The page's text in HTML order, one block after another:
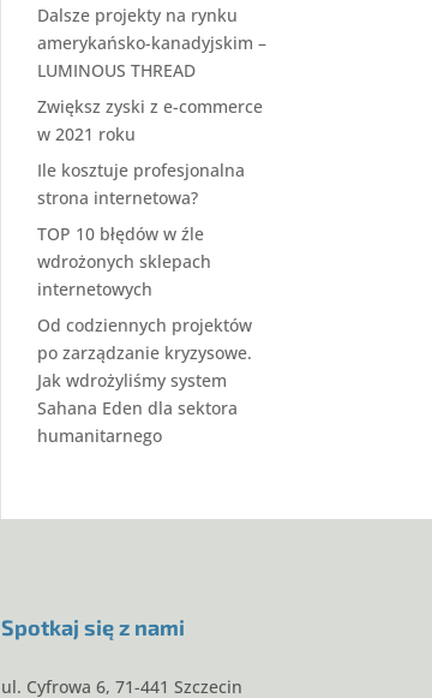
Dalsze projekty na rynku
amerykańsko-kanadyjskim –
LUMINOUS THREAD
Zwiększ zyski z e-commerce
w 2021 roku
Ile kosztuje profesjonalna
strona internetowa?
TOP 10 błędów w źle
wdrożonych sklepach
internetowych
Od codziennych projektów
po zarządzanie kryzysowe.
Jak wdrożyliśmy system
Sahana Eden dla sektora
humanitarnego
Spotkaj się z nami
ul. Cyfrowa 6, 71-441 Szczecin